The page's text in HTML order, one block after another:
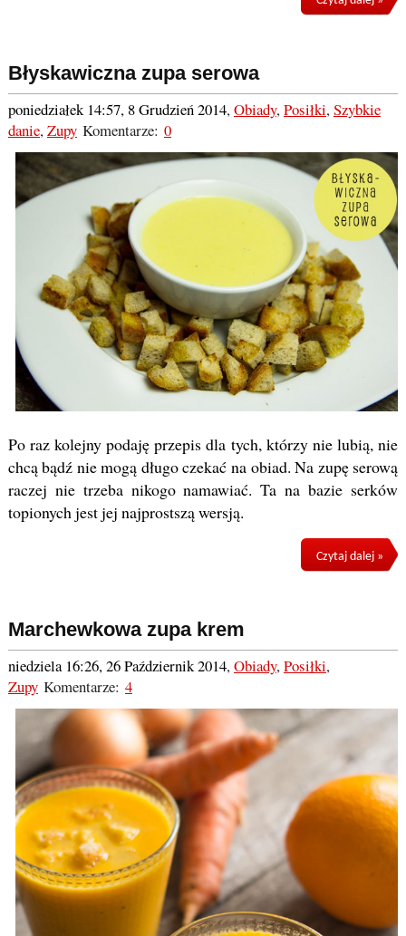
Błyskawiczna zupa serowa
poniedziałek 14:57, 8 Grudzień 2014,Obiady,Posiłki,Szybkie
danie,ZupyKomentarze: 0
Po raz kolejny podaję przepis dla tych, którzy nie lubią, nie
chcą bądź nie mogą długo czekać na obiad. Na zupę serową
raczej nie trzeba nikogo namawiać. Ta na bazie serków
topionych jest jej najprostszą wersją.
Czytaj dalej »
Marchewkowa zupa krem
niedziela 16:26, 26 Październik 2014,Obiady,Posiłki,
ZupyKomentarze: 4